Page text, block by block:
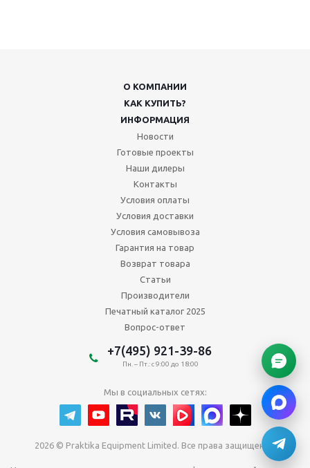
О КОМПАНИИ
КАК КУПИТЬ?
ИНФОРМАЦИЯ
Новости
Готовые проекты
Наши дилеры
Контакты
Условия оплаты
Условия доставки
Условия самовывоза
Гарантия на товар
Возврат товара
Статьи
Производители
Печатный каталог 2025
Вопрос-ответ
+7(495) 921-39-86
Пн. – Пт.: с 9:00 до 18:00
Мы в социальных сетях:
2026 © Praktika Equipment Limited. Все права защищены.